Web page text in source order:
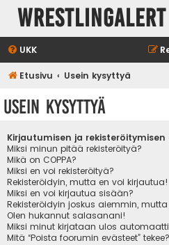
WrestlingAlert
UKK
Etusivu Usein kysyttyä
Usein kysyttyä
Kirjautumisen ja
Miksi minun pitää rekisteröityä?
Mikä on COPPA?
Miksi en voi rekisteröityä?
Rekisteröidyin, mutta en voi kirjautua!
Miksi en voi kirjautua sisään?
Rekisteröidyin joskus aiemmin,
Olen hukannut salasanani!
Miksi minut kirjataan ulos
Mitä “Poista foorumin evästeet” tekee?